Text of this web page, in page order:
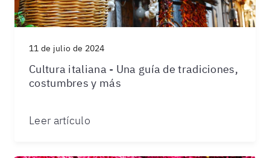
11 de julio de 2024
Cultura italiana - Una guía de tradiciones,
costumbres y más
Leer artículo